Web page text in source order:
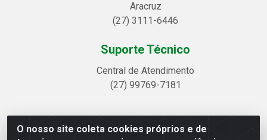
O nosso site coleta cookies próprios e de
Aracruz
(27) 3111-6446
Suporte Técnico
Central de Atendimento
(27) 99769-7181
Linhavix Distribuidora LTDA - Avenida Alegre, 2521 -